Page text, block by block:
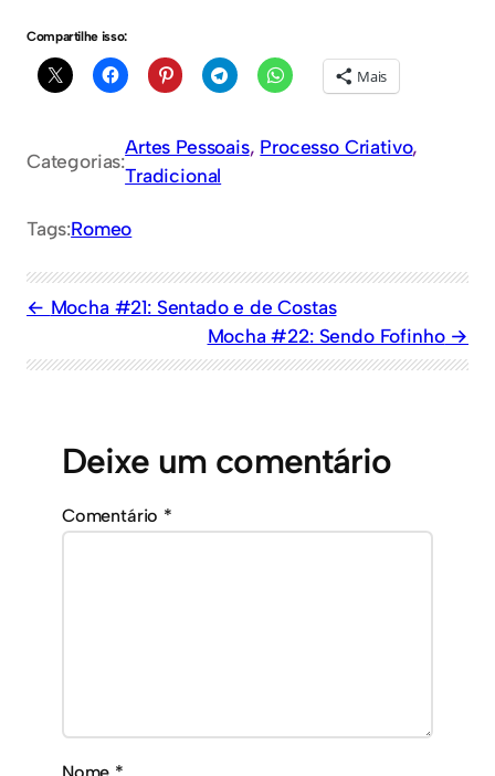
Compartilhe isso:
Mais
Categorias:
Artes Pessoais, Processo Criativo
Tradicional
Tags:Romeo
Mocha #21: Sentado e de Costas
Mocha #22: Sendo Fofinho
Deixe um comentário
Comentário *